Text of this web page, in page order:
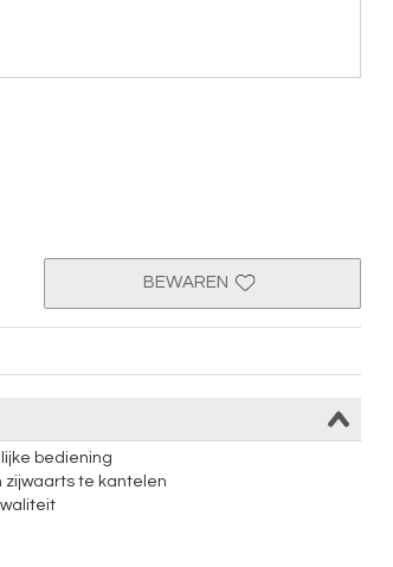
BEWAREN
bediening
zijwaarts te kantelen